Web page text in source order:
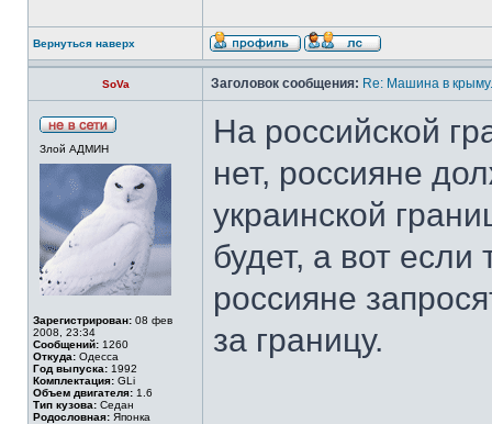
Вернуться наверх
SoVa Заголовок сообщения: Re: Машина в
Злой АДМИН
Зарегистрирован: 08 фев
2008, 23:34
Сообщений: 1260
Откуда: Одесса
Год выпуска: 1992
Комплектация: GLi
Объем двигателя: 1.6
Тип кузова: Седан
Родословная: Японка
На российской
нет, россияне
украинской
будет, а вот
россияне
за границу.